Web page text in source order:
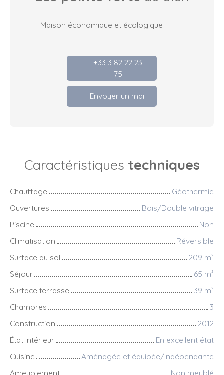
Maison économique et écologique
+33 3 82 22 23
75
Envoyer un mail
Caractéristiques techniques
Chauffage
Géothermie
Ouvertures
Bois/Double vitrage
Piscine
Non
Climatisation
Réversible
Surface au sol
209 m²
Séjour
65 m²
Surface terrasse
39 m²
Chambres
3
Construction
2012
État intérieur
En excellent état
Cuisine
Aménagée et équipée/Indépendante
Ameublement
Non meublé